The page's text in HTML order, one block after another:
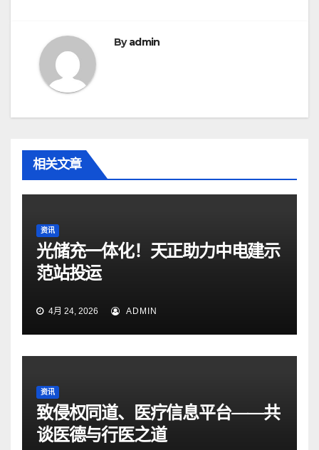
Byadmin
相关文章
资讯
光储充一体化！天正助力中电建示
范站投运
4月 24, 2026 ADMIN
资讯
致侵权同道、医疗信息平台——共
谈医德与行医之道